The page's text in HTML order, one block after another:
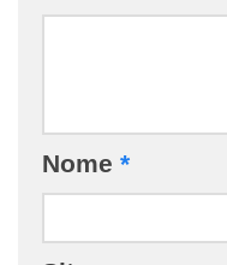
Nome *